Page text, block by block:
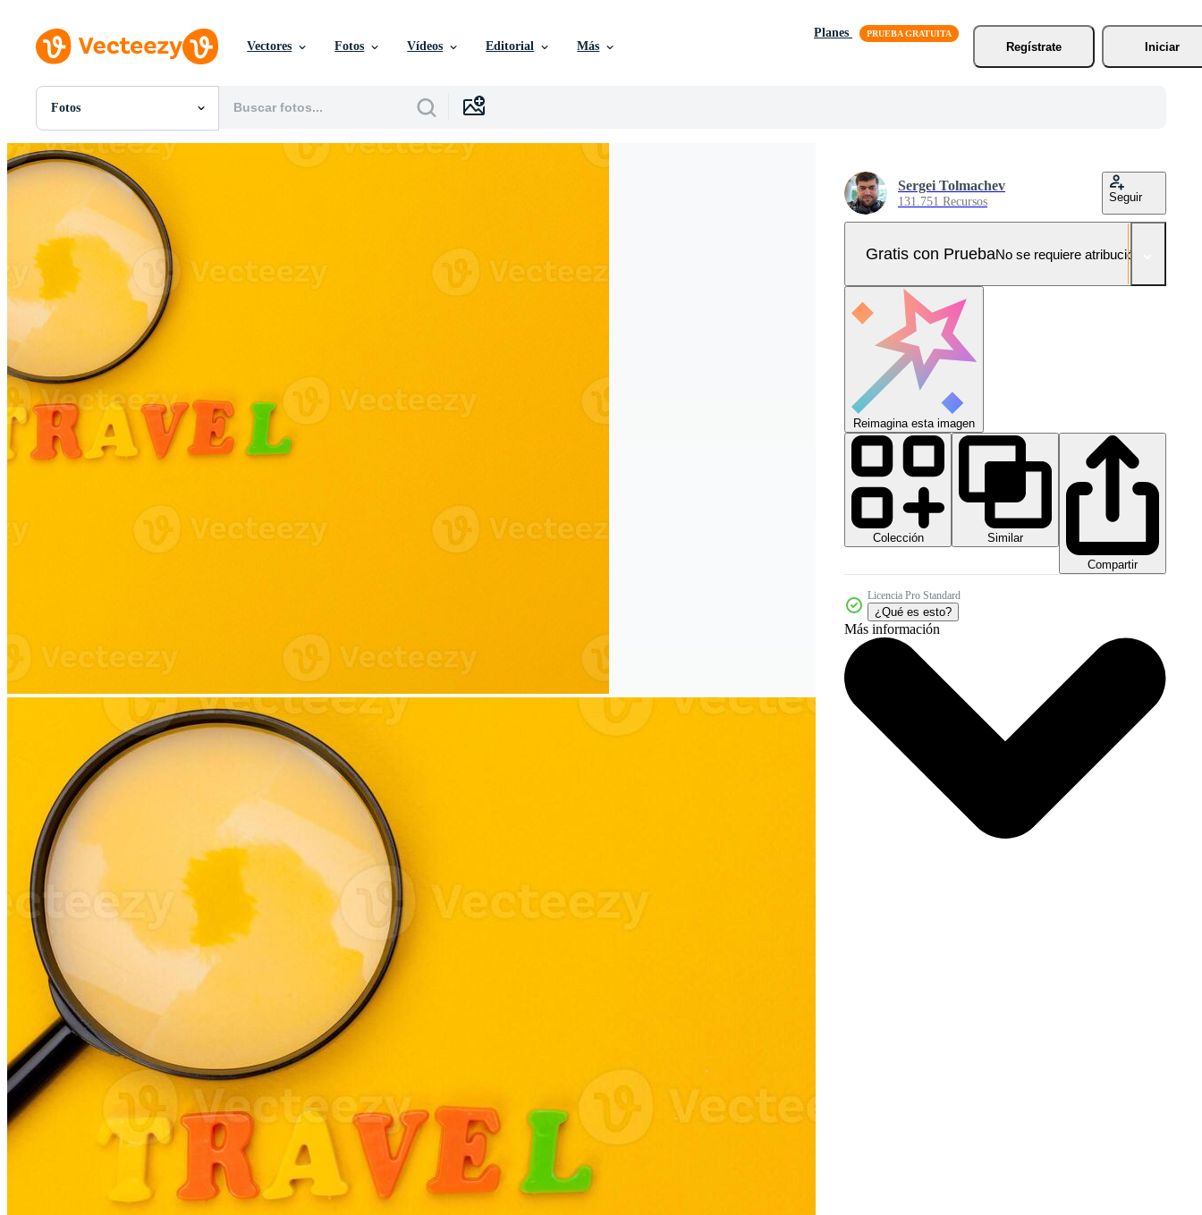
Vectores Fotos Vídeos Editorial Más
Planes
Regístrate
Iniciar
Fotos
Todas Imágenes
Fotos
PNGs
SVGs
Plantillas
Vectores
Videos
Gráficos en Movimiento
Imágenes Editoriales
Eventos Editoriales
Sergei Tolmachev
131.751 Recursos Seguir
Gratis con PruebaNo se requiere atribución!
Reimagina esta imagen
Colección
Similar
Compartir
Licencia Pro Standard
¿Qué es esto?
Más información